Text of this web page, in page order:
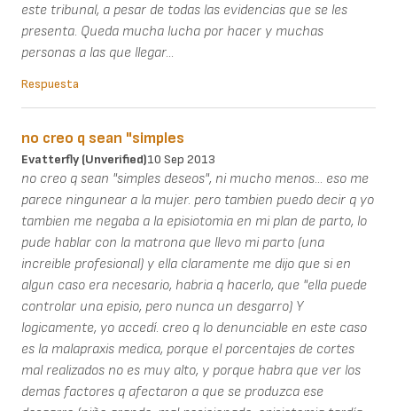
este tribunal, a pesar de todas las evidencias que se les
presenta. Queda mucha lucha por hacer y muchas
personas a las que llegar...
Respuesta
no creo q sean "simples
Evatterfly (unverified)10 Sep 2013
no creo q sean "simples deseos", ni mucho menos... eso me
parece ningunear a la mujer. pero tambien puedo decir q yo
tambien me negaba a la episiotomia en mi plan de parto, lo
pude hablar con la matrona que llevo mi parto (una
increible profesional) y ella claramente me dijo que si en
algun caso era necesario, habria q hacerlo, que "ella puede
controlar una episio, pero nunca un desgarro) Y
logicamente, yo accedí. creo q lo denunciable en este caso
es la malapraxis medica, porque el porcentajes de cortes
mal realizados no es muy alto, y porque habra que ver los
demas factores q afectaron a que se produzca ese